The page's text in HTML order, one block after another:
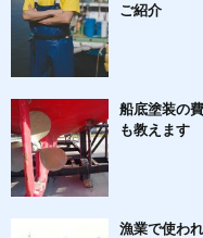
ご紹介
船底塗装の
も教えます
漁業で使わ